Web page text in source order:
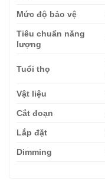
Mức độ bảo vệ
Tiêu chuẩn năng
lượng
Tuổi thọ
Vật liệu
Cắt đoạn
Lắp đặt
Dimming